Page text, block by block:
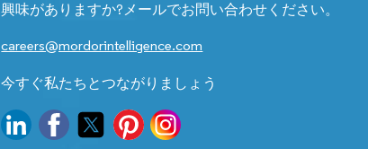
興味がありますか?メールでお問い合わせください。
careers@mordorintelligence.com
今すぐ私たちとつながりましょう